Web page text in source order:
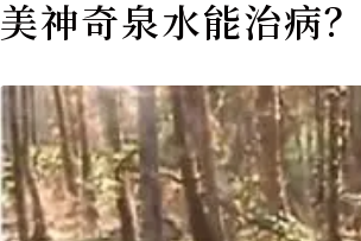
美神奇泉水能治病